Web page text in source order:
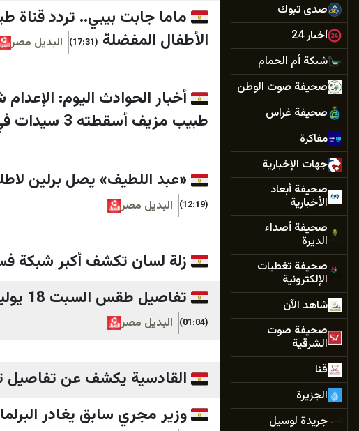
صدى تبوك
أخبار 24
شبكة أم الحمام
صحيفة صوت الوطن
صحيفة غراس
مفاكرة
جهات الإخبارية
صحيفة أبعاد
الأخبارية
صحيفة أصداء
الديرة
صحيفة تغطيات
الإلكترونية
شاهد الآن
صحيفة صوت
الشرقية
قنا
الجزيرة
جريدة لوسيل
الأطفال المفضلة (17:31)
البديل مصر
أخبار الحوادث اليوم:
طبيب مزيف أسقطته 3 سيدات في قبضة الأمن بمصر
«عبد اللطيف» يصل برلين
(12:19)
البديل مصر
زلة لسان تكشف أكبر شبكة
تفاصيل طقس السبت 18 يوليو.. شديد الحرارة نهاراً وشبورة كثيفة في مصر
(01:04)
البديل مصر
القادسية يكشف عن تفاصيل
وزير مجري سابق يغادر